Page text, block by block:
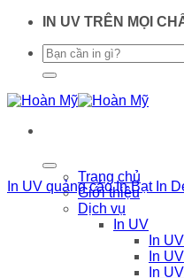
ChuyểnIN UV TRÊN MỌI
Trang chủ
Giới thiệu
Dịch vụ
In UV
In
In
In
In UV quảng cáo In Bạt In